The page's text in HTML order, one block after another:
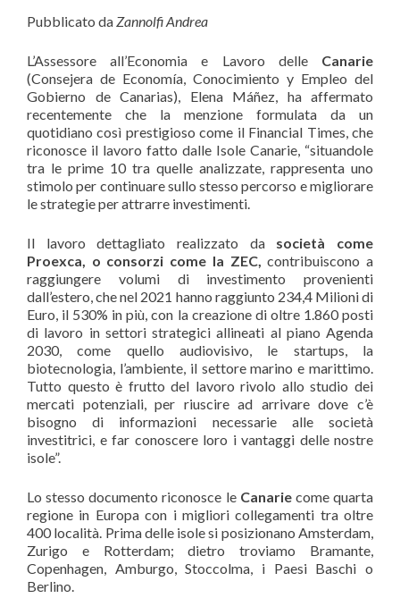
Pubblicato daZannolfi Andrea
L’Assessore all’Economia e Lavoro delle Canarie
(Consejera de Economía, Conocimiento y Empleo del
Gobierno de Canarias), Elena Máñez, ha affermato
recentemente che la menzione formulata da un
quotidiano così prestigioso come il Financial Times, che
riconosce il lavoro fatto dalle Isole Canarie, “situandole
tra le prime 10 tra quelle analizzate, rappresenta uno
stimolo per continuare sullo stesso percorso e migliorare
le strategie per attrarre investimenti.
Il lavoro dettagliato realizzato da società come
Proexca, o consorzi come la ZEC, contribuiscono a
raggiungere volumi di investimento provenienti
dall’estero, che nel 2021 hanno raggiunto 234,4 Milioni di
Euro, il 530% in più, con la creazione di oltre 1.860 posti
di lavoro in settori strategici allineati al piano Agenda
2030, come quello audiovisivo, le startups, la
biotecnologia, l’ambiente, il settore marino e marittimo.
Tutto questo è frutto del lavoro rivolo allo studio dei
mercati potenziali, per riuscire ad arrivare dove c’è
bisogno di informazioni necessarie alle società
investitrici, e far conoscere loro i vantaggi delle nostre
isole”.
Lo stesso documento riconosce le Canarie come quarta
regione in Europa con i migliori collegamenti tra oltre
400 località. Prima delle isole si posizionano Amsterdam,
Zurigo e Rotterdam; dietro troviamo Bramante,
Copenhagen, Amburgo, Stoccolma, i Paesi Baschi o
Berlino.